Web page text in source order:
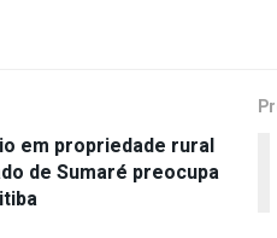
em propriedade rural
de Sumaré preocupa